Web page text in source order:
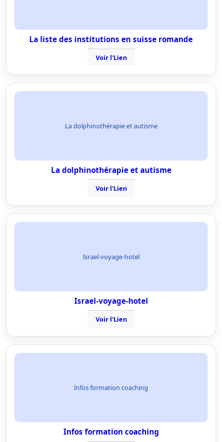
La liste des institutions en suisse romande
Voir l'Lien
La dolphinothérapie et autisme
La dolphinothérapie et autisme
Voir l'Lien
Israel-voyage-hotel
Israel-voyage-hotel
Voir l'Lien
Infos formation coaching
Infos formation coaching